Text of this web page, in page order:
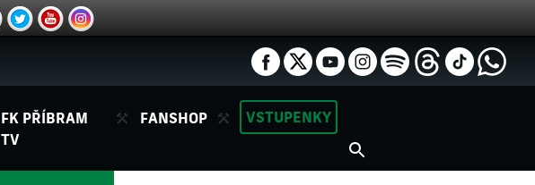
FK PŘÍBRAM
TV
FANSHOP VSTUPENKY